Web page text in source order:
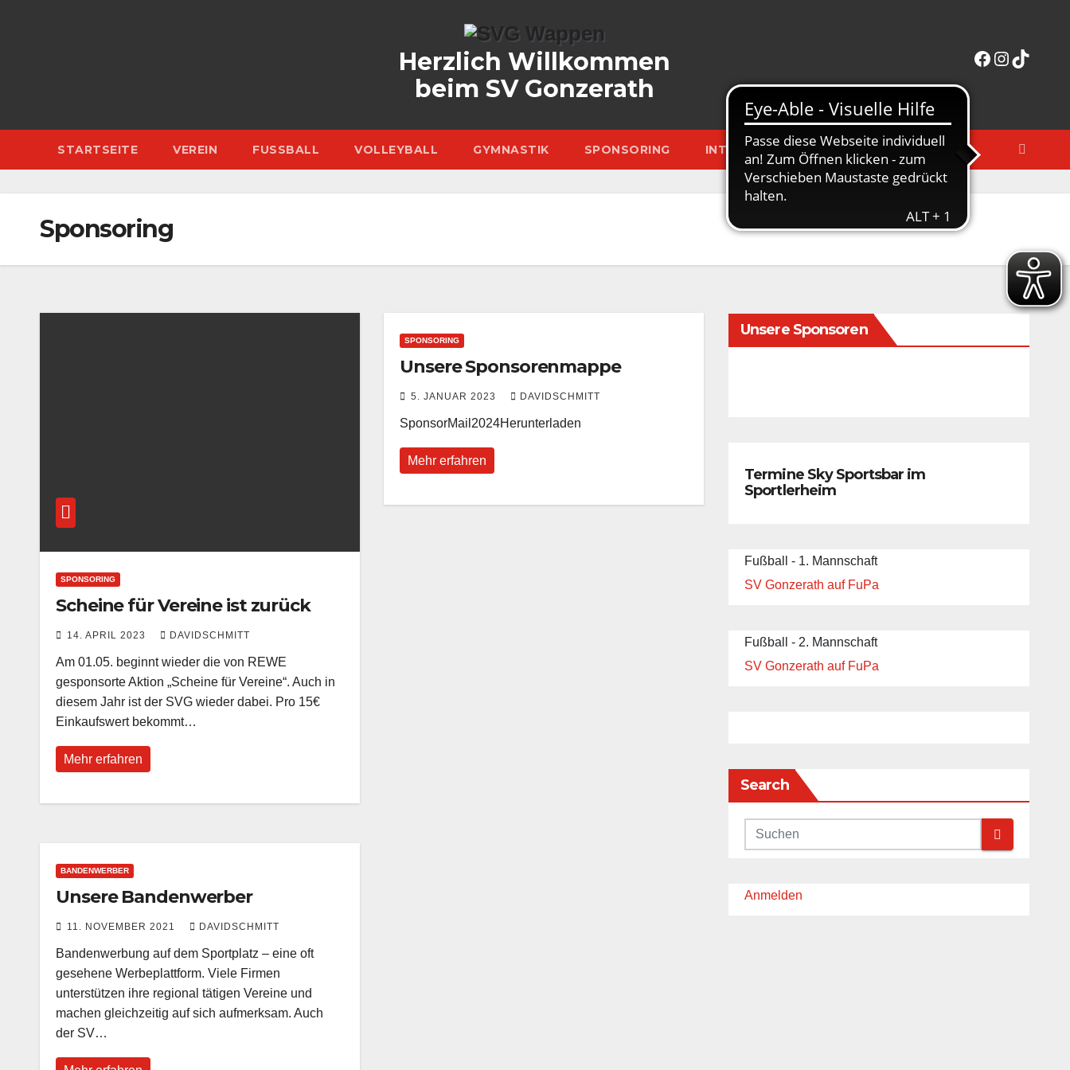
Herzlich Willkommen
beim SV Gonzerath
Facebook
TikTok
STARTSEITE VEREIN FUSSBALL VOLLEYBALL GYMNASTIK SPONSORING INTERAKTIV MERCHANDISE-SHOP
Sponsoring
SPONSORING
Scheine für Vereine ist zurück
14. APRIL 2023 DAVIDSCHMITT
Am 01.05. beginnt wieder die von REWE
gesponsorte Aktion „Scheine für Vereine“. Auch in
diesem Jahr ist der SVG wieder dabei. Pro 15€
Einkaufswert bekommt…
Mehr erfahren
SPONSORING
Unsere Sponsorenmappe
5. JANUAR 2023 DAVIDSCHMITT
SponsorMail2024Herunterladen
Mehr erfahren
BANDENWERBER
Unsere Bandenwerber
11. NOVEMBER 2021 DAVIDSCHMITT
Bandenwerbung auf dem Sportplatz – eine oft
gesehene Werbeplattform. Viele Firmen
unterstützen ihre regional tätigen Vereine und
machen gleichzeitig auf sich aufmerksam. Auch
der SV…
Unsere Sponsoren
Termine Sky Sportsbar im
Sportlerheim
Fußball - 1. Mannschaft
SV Gonzerath auf FuPa
Fußball - 2. Mannschaft
SV Gonzerath auf FuPa
Search
Anmelden